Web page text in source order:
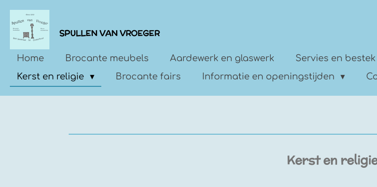
Ga
direct
naar
de
hoofdinhoud
SPULLEN VAN VROEGER
Home Brocante meubels Aardewerk en glaswerk Servies en bestek
Kerst en religie
Brocante fairs Informatie en openingstijden
Kerst en